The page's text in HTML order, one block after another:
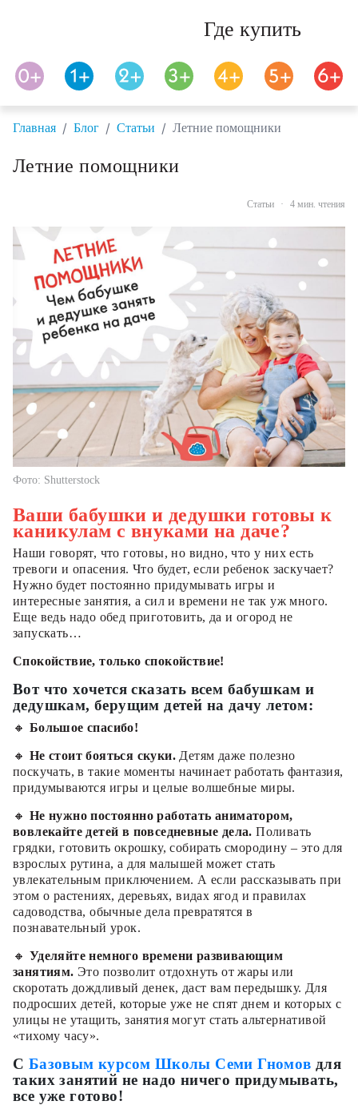
Где купить
Главная / Блог / Статьи / Летние помощники
Летние помощники
Статьи · 4 мин. чтения
Фото: Shutterstock
Ваши бабушки и дедушки готовы к
каникулам с внуками на даче?
Наши говорят, что готовы, но видно, что у них есть
тревоги и опасения. Что будет, если ребенок заскучает?
Нужно будет постоянно придумывать игры и
интересные занятия, а сил и времени не так уж много.
Еще ведь надо обед приготовить, да и огород не
запускать…
Спокойствие, только спокойствие!
Вот что хочется сказать всем бабушкам и
дедушкам, берущим детей на дачу летом:
🔸 Большое спасибо!
🔸 Не стоит бояться скуки. Детям даже полезно
поскучать, в такие моменты начинает работать фантазия,
придумываются игры и целые волшебные миры.
🔸 Не нужно постоянно работать аниматором,
вовлекайте детей в повседневные дела. Поливать
грядки, готовить окрошку, собирать смородину – это для
взрослых рутина, а для малышей может стать
увлекательным приключением. А если рассказывать при
этом о растениях, деревьях, видах ягод и правилах
садоводства, обычные дела превратятся в
познавательный урок.
🔸 Уделяйте немного времени развивающим
занятиям. Это позволит отдохнуть от жары или
скоротать дождливый денек, даст вам передышку. Для
подросших детей, которые уже не спят днем и которых с
улицы не утащить, занятия могут стать альтернативой
«тихому часу».
С Базовым курсом Школы Семи Гномов для
таких занятий не надо ничего придумывать,
все уже готово!